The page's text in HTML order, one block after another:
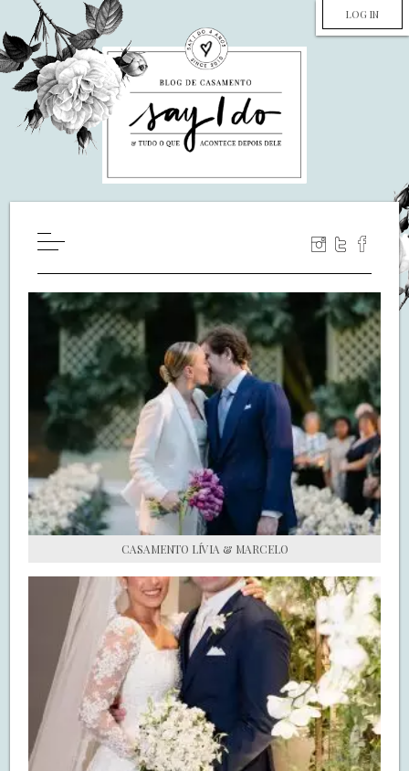
LOG IN
WILL YOU MARRY ME?
LUA DE MEL
COZINHA
DECORAÇÃO
DE NOIVA PRA NOIVA
S.O.S CASADAS
FALE COM O SAY I DO
CASAMENTO LÍVIA & MARCELO